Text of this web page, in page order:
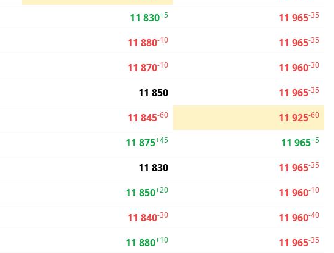
11 830+5 11 965-35
11 880-10 11 965-35
11 870-10 11 960-30
11 850 11 965-35
11 845-60 11 925-60
11 875+45 11 965+5
11 830 11 965-35
11 850+20 11 960-10
11 840-30 11 960-40
11 880+10 11 965-35